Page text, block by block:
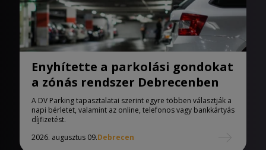
Enyhítette a parkolási gondokat
a zónás rendszer Debrecenben
A DV Parking tapasztalatai szerint egyre többen választják a
napi bérletet, valamint az online, telefonos vagy bankkártyás
díjfizetést.
2026. augusztus 09.Debrecen